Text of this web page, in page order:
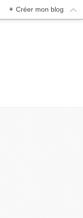
+ Créer mon blog